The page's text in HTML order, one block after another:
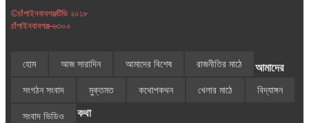
©চাঁপাইনবাবগঞ্জটিভি ২০১৮
চাঁপাইনবাবগঞ্জ-৬৩০০
হোম আজ সারাদিন আমাদের বিশেষ রাজনীতির মাঠে
সংগঠন সংবাদ মুক্তমত কথোপকথন খেলার মাঠে বিদ্যাঙ্গন
সংবাদ ভিডিও
আমাদের
কথা